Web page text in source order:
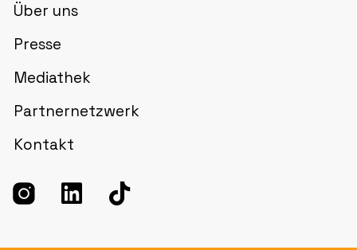
Über uns
Presse
Mediathek
Partnernetzwerk
Kontakt